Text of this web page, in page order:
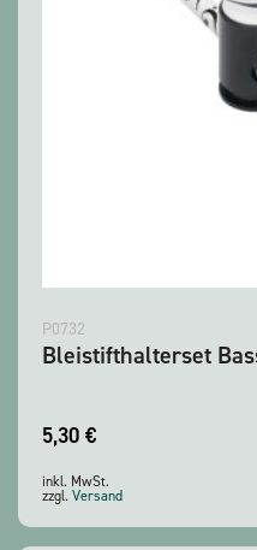
P0732
Bleistifthalterset
5,30 €
inkl. MwSt.
zzgl. Versand